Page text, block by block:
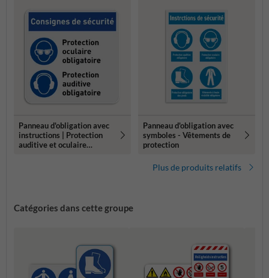
Panneau d'obligation avec
instructions | Protection
auditive et oculaire
Panneau d'obligation avec
symboles - Vêtements de
protection
Plus de produits relatifs
Catégories dans cette groupe